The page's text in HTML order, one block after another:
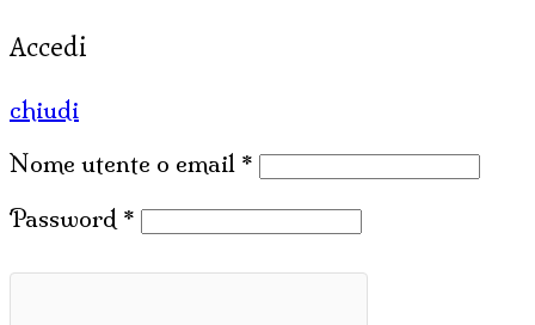
Accedi
chiudi
Nome utente o email *
Password *